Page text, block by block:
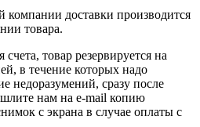
компании доставки производится
товара.
товар резервируется на
в течение которых надо
недоразумений, сразу после
нам на e-mail копию
с экрана в случае оплаты с